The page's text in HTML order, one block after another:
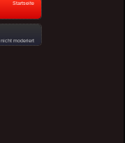
Startseite
nicht moderiert